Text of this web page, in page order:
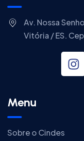
Av. Nossa
Vitória / ES.
Menu
Sobre o Cindes